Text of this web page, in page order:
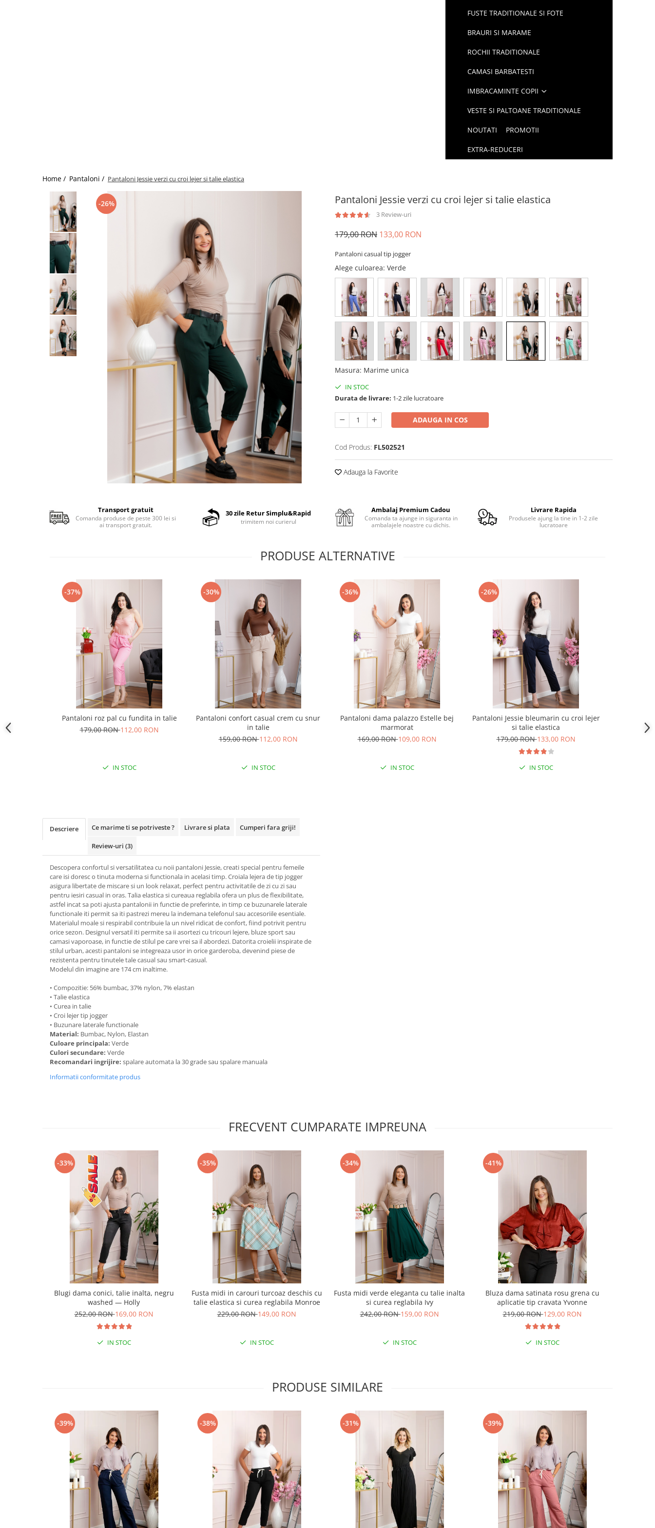
FUSTE TRADITIONALE SI FOTE
BRAURI SI MARAME
ROCHII TRADITIONALE
CAMASI BARBATESTI
IMBRACAMINTE COPII
VESTE SI PALTOANE TRADITIONALE
NOUTATI PROMOTII
EXTRA-REDUCERI
Home / Pantaloni / Pantaloni Jessie verzi cu croi lejer si talie elastica
Pantaloni Jessie verzi cu croi lejer si talie elastica
3 Review-uri
-26%
179,00 RON 133,00 RON
Pantaloni casual tip jogger
Alege culoarea: Verde
Masura: Marime unica
IN STOC
Durata de livrare: 1-2 zile lucratoare
ADAUGA IN COS
Cod Produs: FL502521
Adauga la Favorite
Transport gratuit
Comanda produse de peste 300 lei si
ai transport gratuit.
30 zile Retur Simplu&Rapid
trimitem noi curierul
Ambalaj Premium Cadou
Comanda ta ajunge in siguranta in
ambalajele noastre cu dichis.
Livrare Rapida
Produsele ajung la tine in 1-2 zile
lucratoare
PRODUSE ALTERNATIVE
-37%
Pantaloni roz pal cu fundita in talie
179,00 RON112,00 RON
IN STOC
-30%
Pantaloni confort casual crem cu snur
in talie
159,00 RON112,00 RON
IN STOC
-36%
Pantaloni dama palazzo Estelle bej
marmorat
169,00 RON109,00 RON
IN STOC
-26%
Pantaloni Jessie bleumarin cu croi lejer
si talie elastica
179,00 RON133,00 RON
IN STOC
Descriere Ce marime ti se potriveste ? Livrare si plata Cumperi fara griji!
Review-uri (3)
Descopera confortul si versatilitatea cu noii pantaloni Jessie, creati special pentru femeile
care isi doresc o tinuta moderna si functionala in acelasi timp. Croiala lejera de tip jogger
asigura libertate de miscare si un look relaxat, perfect pentru activitatile de zi cu zi sau
pentru iesiri casual in oras. Talia elastica si cureaua reglabila ofera un plus de flexibilitate,
astfel incat sa poti ajusta pantalonii in functie de preferinte, in timp ce buzunarele laterale
functionale iti permit sa iti pastrezi mereu la indemana telefonul sau accesoriile esentiale.
Materialul moale si respirabil contribuie la un nivel ridicat de confort, fiind potrivit pentru
orice sezon. Designul versatil iti permite sa ii asortezi cu tricouri lejere, bluze sport sau
camasi vaporoase, in functie de stilul pe care vrei sa il abordezi. Datorita croielii inspirate de
stilul urban, acesti pantaloni se integreaza usor in orice garderoba, devenind piese de
rezistenta pentru tinutele tale casual sau smart-casual.
Modelul din imagine are 174 cm inaltime.
• Compozitie: 56% bumbac, 37% nylon, 7% elastan
• Talie elastica
• Curea in talie
• Croi lejer tip jogger
• Buzunare laterale functionale
Material: Bumbac, Nylon, Elastan
Culoare principala: Verde
Culori secundare: Verde
Recomandari ingrijire: spalare automata la 30 grade sau spalare manuala
Informatii conformitate produs
FRECVENT CUMPARATE IMPREUNA
-33%
Blugi dama conici, talie inalta, negru
washed — Holly
252,00 RON169,00 RON
IN STOC
-35%
Fusta midi in carouri turcoaz deschis cu
talie elastica si curea reglabila Monroe
229,00 RON149,00 RON
IN STOC
-34%
Fusta midi verde eleganta cu talie inalta
si curea reglabila Ivy
242,00 RON159,00 RON
IN STOC
-41%
Bluza dama satinata rosu grena cu
aplicatie tip cravata Yvonne
219,00 RON129,00 RON
IN STOC
PRODUSE SIMILARE
-39% -38% -31% -39%